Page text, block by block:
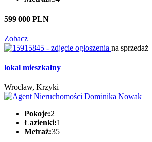
599 000 PLN
Zobacz
na sprzedaż
lokal mieszkalny
Wrocław, Krzyki
Pokoje:2
Łazienki:1
Metraż:35